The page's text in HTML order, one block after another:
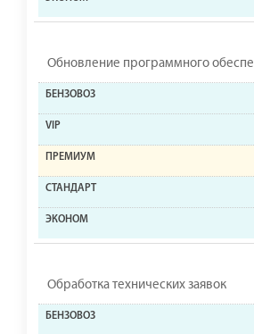
Обновление программного
Обработка технических заявок